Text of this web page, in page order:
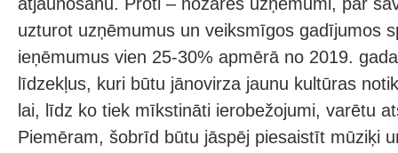
uzturot uzņēmumus un veiksmīgos gadījumos
ieņēmumus vien 25-30% apmērā no 2019.
līdzekļus, kuri būtu jānovirza jaunu kultūras
lai, līdz ko tiek mīkstināti ierobežojumi, varētu
Piemēram, šobrīd būtu jāspēj piesaistīt mūziķi